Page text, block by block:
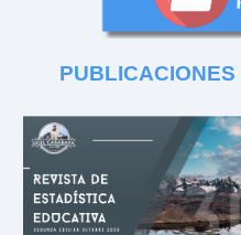
PUBLICACIONES